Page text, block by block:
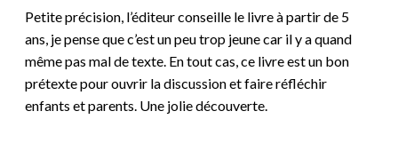
Petite précision, l’éditeur conseille le livre à partir de 5
ans, je pense que c’est un peu trop jeune car il y a quand
même pas mal de texte. En tout cas, ce livre est un bon
prétexte pour ouvrir la discussion et faire réfléchir
enfants et parents. Une jolie découverte.